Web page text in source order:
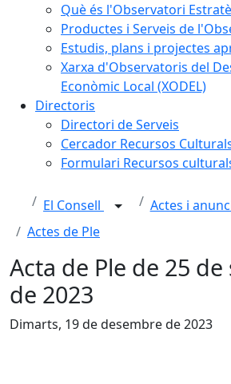
Què és l'Observatori
Productes i Serveis de
Estudis, plans i projectes
Xarxa d'Observatoris del
Econòmic Local (XODEL)
Directoris
Directori de Serveis
Cercador Recursos
Formulari Recursos
El Consell
Actes i
Actes de Ple
Acta de Ple de 25
de 2023
Dimarts, 19 de desembre de 2023